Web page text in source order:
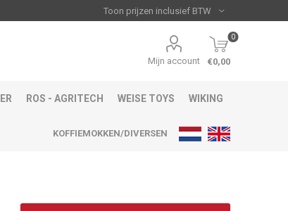
Mijn account
0
€0,00
ROS - AGRITECH WEISE TOYS WIKING
KOFFIEMOKKEN/DIVERSEN